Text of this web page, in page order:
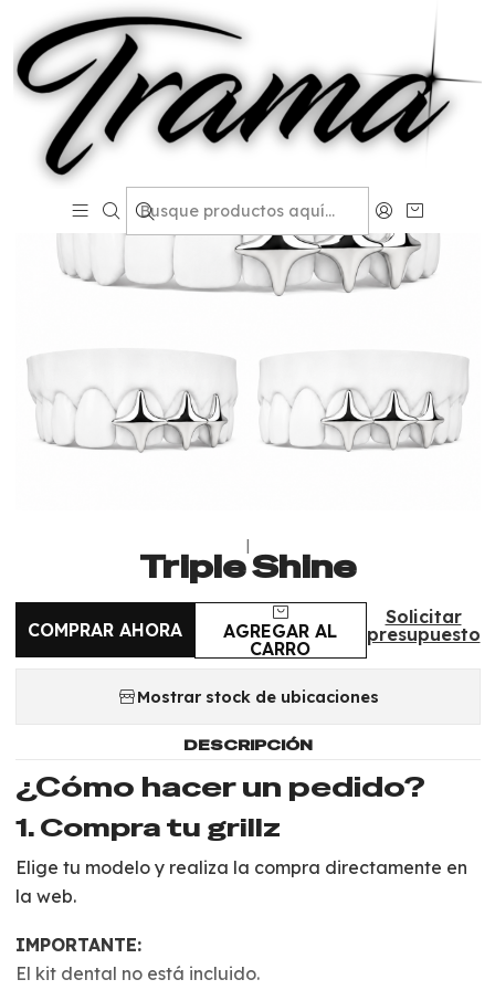
Inicio Catalogo Grillz Grillz Clásicos
|
Triple Shine
AGREGAR AL
CARRO
COMPRAR AHORA
Solicitar
presupuesto
Mostrar stock de ubicaciones
DESCRIPCIÓN
¿Cómo hacer un pedido?
1. Compra tu grillz
Elige tu modelo y realiza la compra directamente en
la web.
IMPORTANTE:
El kit dental no está incluido.